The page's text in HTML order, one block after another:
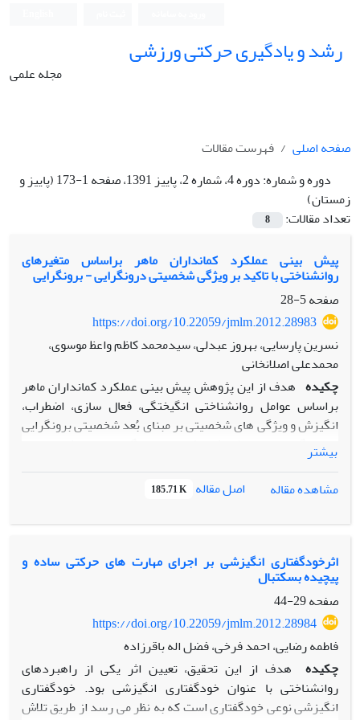
رشد و یادگیری حرکتی ورزشی
مجله علمی
صفحه اصلی
فهرست مقالات
دوره و شماره:
دوره 4، شماره 2، پاییز 1391، صفحه 1-173 (پاییز و
زمستان)
تعداد مقالات:
8
پیش بینی عملکرد کمانداران ماهر براساس متغیرهای
روانشناختی با تاکید بر ویژگی شخصیتی درونگرایی - برونگرایی
صفحه5-28
https://doi.org/10.22059/jmlm.2012.28983
نسرین پارسایی، بهروز عبدلی، سیدمحمد کاظم واعظ موسوی،
محمدعلی اصلانخانی
چکیده هدف از این پژوهش پیش بینی عملکرد کمانداران ماهر
براساس عوامل روانشناختی انگیختگی، فعال سازی، اضطراب،
انگیزش و ویژگی های شخصیتی بر مبنای بُعد شخصیتی برونگرایی
/ درونگرایی است. طی یک مطالعه همبستگی از نوع پیش بینی، از
بین جامعة آماری کمانداران عضو تیم ملی و افراد دعوت شده به
این تیم، 34 نفر به صورت تصادفی انتخاب شدند. مقدار انگیختگی
با اندازه گیری سطح هدایت الکتریکی پوست تعیین شد و برای
سنجش اضطراب صفتی از آزمون اضطراب رقابتی ورزشی ، برای
دوم) ، برای اندازه گیری انگیزش از مقیاس انگیزش ورزشی و
برای سنجش بُعد شخصیتی برونگرایی/ درونگرایی، پرسشنامه
شخصیتی آیزنک مورد استفاده قرار گرفت. آزمون همبستگی
پیرسون برای تعیین میزان همبستگی و مدل رگرسیون خطی
چندگانه برای پیش بینی عملکرد آزمودنی ها استفاده شد. نتایج
نشان داد که بین عملکرد کمانداران و انگیختگی، فعال سازی،
انگیزش (درونی و بیرونی) و بُعد شخصیتی برونگرایی /
درونگرایی ضریب همبستگی مثبت معنی داری وجود دارد. اما
هیچ یک از متغیرهای اضطراب (صفتی، شناختی و بدنی) با عملکرد،
بیشتر
مشاهده مقاله
اصل مقاله 185.71 K
اثرخودگفتاری انگیزشی بر اجرای مهارت های حرکتی ساده و
پیچیده بسکتبال
صفحه29-44
https://doi.org/10.22059/jmlm.2012.28984
فاطمه رضایی، احمد فرخی، فضل اله باقرزاده
چکیده هدف از این تحقیق، تعیین اثر یکی از راهبردهای
روانشناختی با عنوان خودگفتاری انگیزشی بود. خودگفتاری
انگیزشی نوعی خودگفتاری است که به نظر می رسد از طریق تلاش